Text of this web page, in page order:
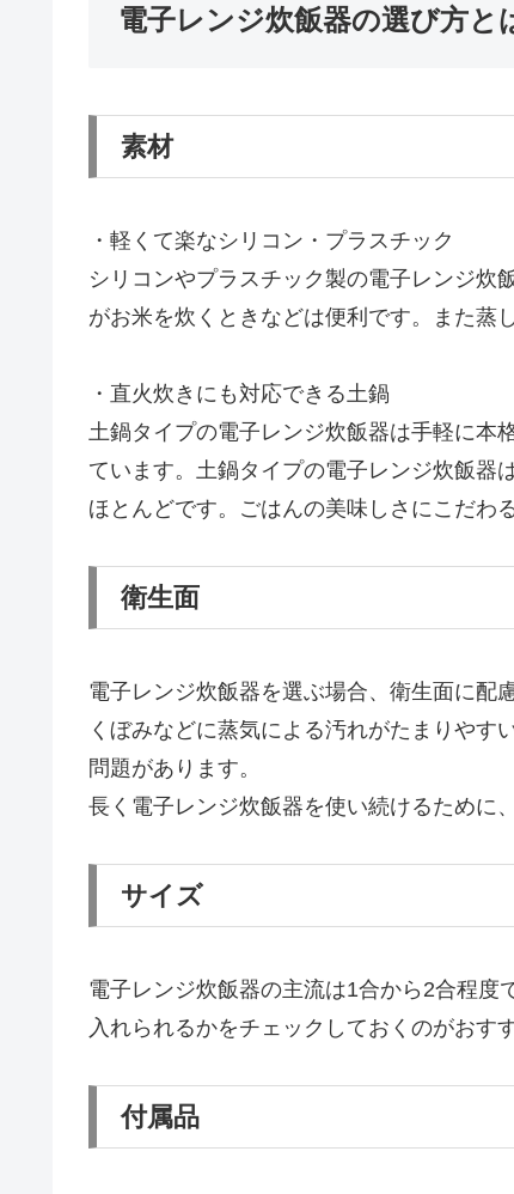
電子レンジ炊飯器の選び方と
素材
・軽くて楽なシリコン・プラスチック
シリコンやプラスチック製の電子レンジ炊
がお米を炊くときなどは便利です。また蒸
・直火炊きにも対応できる土鍋
土鍋タイプの電子レンジ炊飯器は手軽に本
ています。土鍋タイプの電子レンジ炊飯器
ほとんどです。ごはんの美味しさにこだわ
衛生面
電子レンジ炊飯器を選ぶ場合、衛生面に配
くぼみなどに蒸気による汚れがたまりやす
問題があります。
長く電子レンジ炊飯器を使い続けるために
サイズ
電子レンジ炊飯器の主流は1合から2合程
入れられるかをチェックしておくのがおす
付属品